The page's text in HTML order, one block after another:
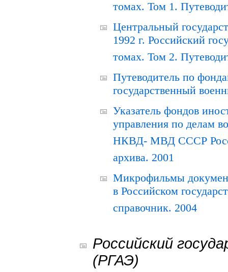
томах. Том 1.
Центральный
1992 г. Российский
томах. Том 2.
Путеводитель по
государственный
Указатель фондов
управления по делам
НКВД- МВД СССР
архива. 2001
Микрофильмы
в Российском
справочник. 2004
Российский
(РГАЭ)